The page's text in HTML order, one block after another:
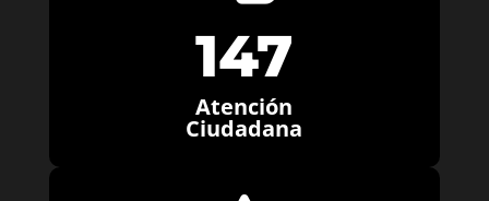
147
Atención
Ciudadana